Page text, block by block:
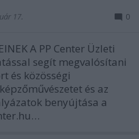
17. 0
A PP Center Üzleti
segít megvalósítani
és közösségi
és az
benyújtása a